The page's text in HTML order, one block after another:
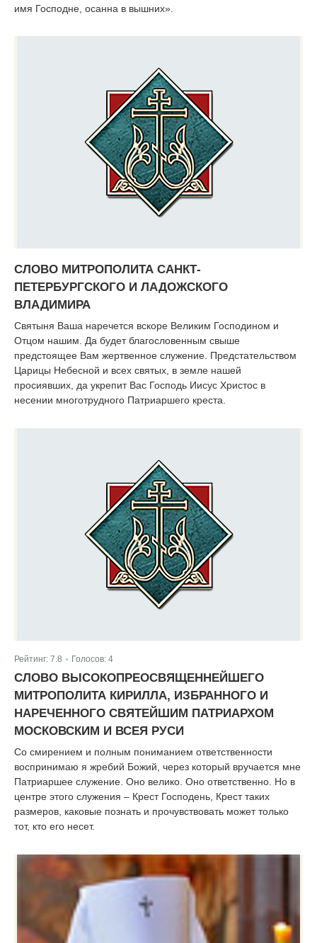
имя Господне, осанна в вышних».
СЛОВО МИТРОПОЛИТА САНКТ-
ПЕТЕРБУРГСКОГО И ЛАДОЖСКОГО
ВЛАДИМИРА
Святыня Ваша наречется вскоре Великим Господином и
Отцом нашим. Да будет благословенным свыше
предстоящее Вам жертвенное служение. Предстательством
Царицы Небесной и всех святых, в земле нашей
просиявших, да укрепит Вас Господь Иисус Христос в
несении многотрудного Патриаршего креста.
Рейтинг: 7.8 Голосов: 4
СЛОВО ВЫСОКОПРЕОСВЯЩЕННЕЙШЕГО
МИТРОПОЛИТА КИРИЛЛА, ИЗБРАННОГО И
НАРЕЧЕННОГО СВЯТЕЙШИМ ПАТРИАРХОМ
МОСКОВСКИМ И ВСЕЯ РУСИ
Со смирением и полным пониманием ответственности
воспринимаю я жребий Божий, через который вручается мне
Патриаршее служение. Оно велико. Оно ответственно. Но в
центре этого служения – Крест Господень, Крест таких
размеров, каковые познать и прочувствовать может только
тот, кто его несет.